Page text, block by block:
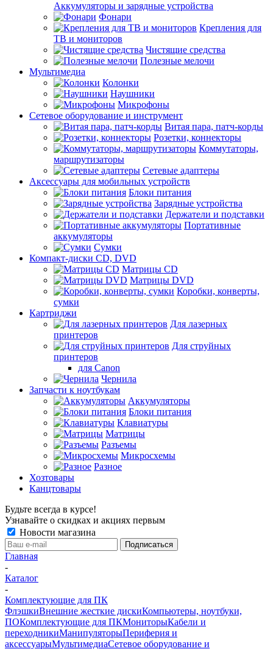
Аккумуляторы и зарядные устройства
Фонари
Крепления для
ТВ и мониторов
Чистящие средства
Полезные мелочи
Мультимедиа
Колонки
Наушники
Микрофоны
Сетевое оборудование и инструмент
Витая пара, патч-корды
Розетки, коннекторы
Коммутаторы,
маршрутизаторы
Сетевые адаптеры
Аксессуары для мобильных устройств
Блоки питания
Зарядные устройства
Держатели и подставки
Портативные
аккумуляторы
Сумки
Компакт-диски CD, DVD
Матрицы CD
Матрицы DVD
Коробки, конверты,
сумки
Картриджи
Для лазерных
принтеров
Для струйных
принтеров
для Canon
Чернила
Запчасти к ноутбукам
Аккумуляторы
Блоки питания
Клавиатуры
Матрицы
Разъемы
Микросхемы
Разное
Хозтовары
Канцтовары
Будьте всегда в курсе!
Узнавайте о скидках и акциях первым
Новости магазина
Главная
-
Каталог
-
Комплектующие для ПК
ФлэшкиВнешние жесткие дискиКомпьютеры, ноутбуки,
ПОКомплектующие для ПКМониторыКабели и
переходникиМанипуляторыПериферия и
аксессуарыМультимедиаСетевое оборудование и